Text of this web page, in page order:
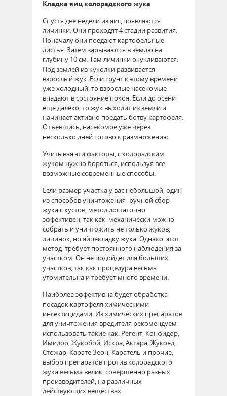
Кладка яиц колорадского жука
Спустя две недели из яиц появляются
личинки. Они проходят 4 стадии развития.
Поначалу они поедают картофельные
листья. Затем зарываются в землю на
глубину 10 см. Там личинки окукливаются.
Под землей из куколки развивается
взрослый жук. Если грунт к этому времени
уже холодный, то взрослые насекомые
впадают в состояние покоя. Если до осени
еще далеко, то жук выходит из земли и
начинает активно поедать ботву картофеля.
Отъевшись, насекомое уже через
несколько дней готово к размножению.
Учитывая эти факторы, с колорадским
жуком нужно бороться, используя все
возможные современные способы.
Если размер участка у вас небольшой, один
из способов уничтожения- ручной сбор
жука с кустов, метод достаточно
эффективен, так как механически можно
собрать и уничтожить не только жуков,
личинок, но яйцекладку жука. Однако этот
метод требует постоянного наблюдения за
участком. Он не подойдет для больших
участков, так как процедура весьма
утомительна и требует много времени.
Наиболее эффективна будет обработка
посадок картофеля химическими
инсектицидами. Из химических препаратов
для уничтожения вредителя рекомендуем
использовать такие как: Регент, Конфидор,
Имидор, Жукобой, Искра, Актара, Жукоед,
Стожар, Карате Зеон, Каратель и прочие,
выбор препаратов против колорадского
жука весьма велик, совершенно разных
производителей, на различных
действующих веществах.